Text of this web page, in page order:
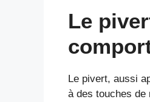
Le
Le pivert, aussi
à des touches